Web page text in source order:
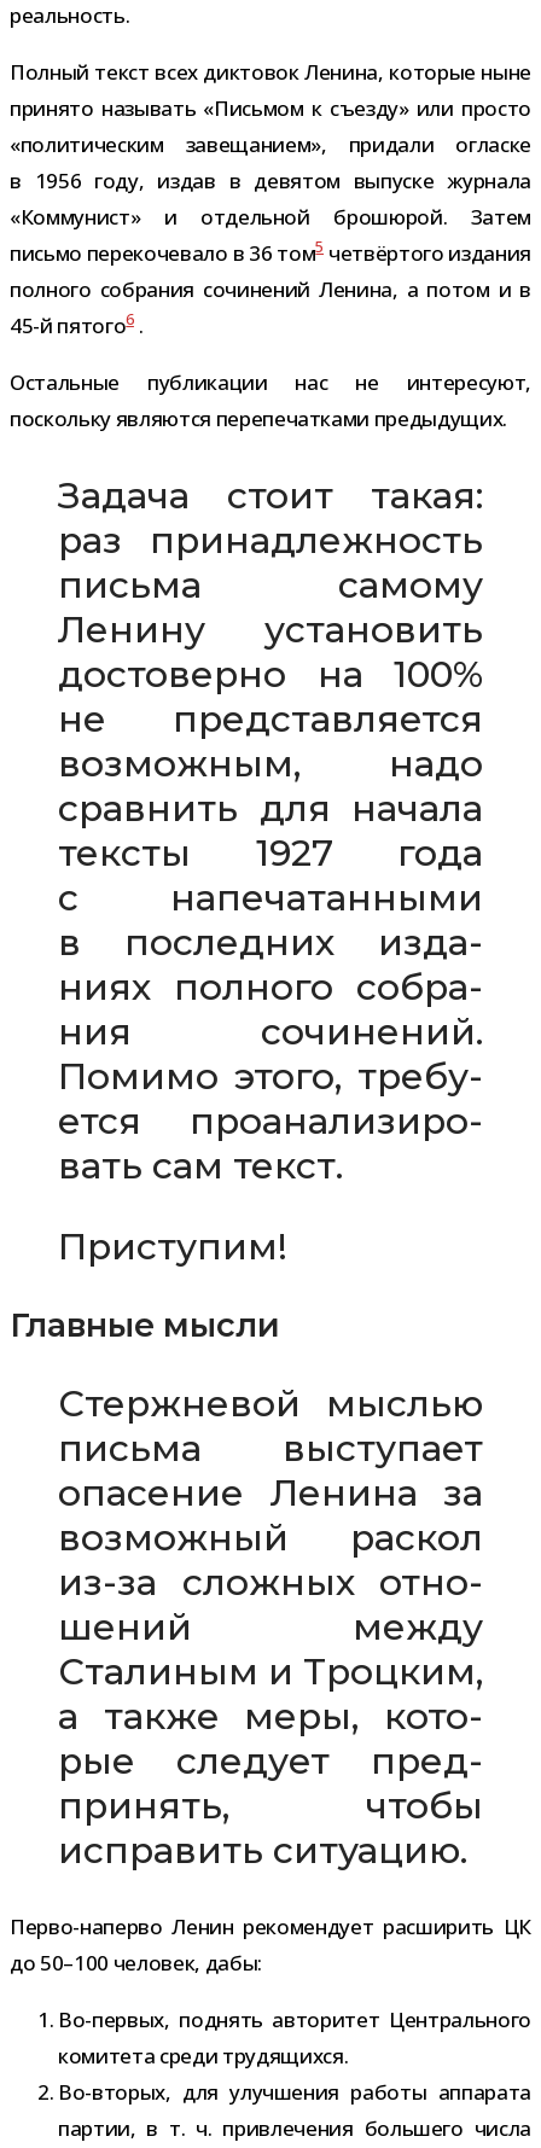
реальность.
Полный текст всех дик­то­вок Ленина, кото­рые ныне
при­нято назы­вать «Письмом к съезду» или про­сто
«поли­ти­че­ским заве­ща­нием», при­дали огласке
в 1956 году, издав в девя­том выпуске жур­нала
«Коммунист» и отдель­ной бро­шю­рой. Затем
письмо пере­ко­че­вало в 36 том5 чет­вёр­того изда­ния
пол­ного собра­ния сочи­не­ний Ленина, а потом и в
45-​й пятого6.
Остальные пуб­ли­ка­ции нас не инте­ре­суют,
поскольку явля­ются пере­пе­чат­ками предыдущих.
Задача стоит такая:
раз при­над­леж­ность
письма самому
Ленину уста­но­вить
досто­верно на 100%
не пред­став­ля­ется
воз­мож­ным, надо
срав­нить для начала
тек­сты 1927 года
с напе­ча­тан­ными
в послед­них изда­
ниях пол­ного собра­
ния сочи­не­ний.
Помимо этого, тре­бу­
ется про­ана­ли­зи­ро­
вать сам текст.
Приступим!
Главные мысли
Стержневой мыс­лью
письма высту­пает
опа­се­ние Ленина за
воз­мож­ный рас­кол
из-​за слож­ных отно­
ше­ний между
Сталиным и Троцким,
а также меры, кото­
рые сле­дует пред­
при­нять, чтобы
испра­вить ситуацию.
Перво-​наперво Ленин реко­мен­дует рас­ши­рить ЦК
до 50–100 чело­век, дабы:
Во-​первых, под­нять авто­ри­тет Центрального
коми­тета среди трудящихся.
Во-​вторых, для улуч­ше­ния работы аппа­рата
пар­тии, в т. ч. при­вле­че­ния боль­шего числа